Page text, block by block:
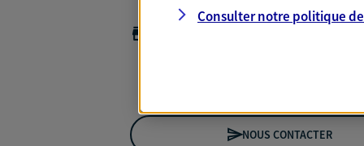
Horaires :Ouvert
NOUS CONTACTER
Consulter notre politique de